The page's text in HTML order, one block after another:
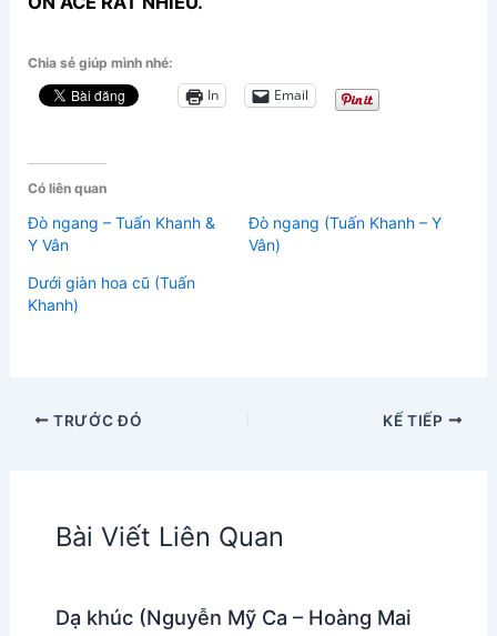
Chia sẻ giúp mình nhé:
In Email
Có liên quan
Đò ngang – Tuấn Khanh &
Y Vân
Đò ngang (Tuấn Khanh – Y
Vân)
Dưới giàn hoa cũ (Tuấn
Khanh)
TRƯỚC ĐÓ KẾ TIẾP
Bài Viết Liên Quan
Dạ khúc (Nguyễn Mỹ Ca – Hoàng Mai